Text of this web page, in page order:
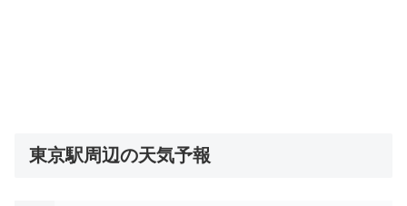
東京駅周辺の天気予報